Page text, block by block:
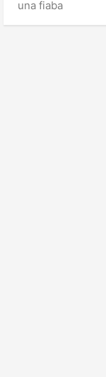
una fiaba